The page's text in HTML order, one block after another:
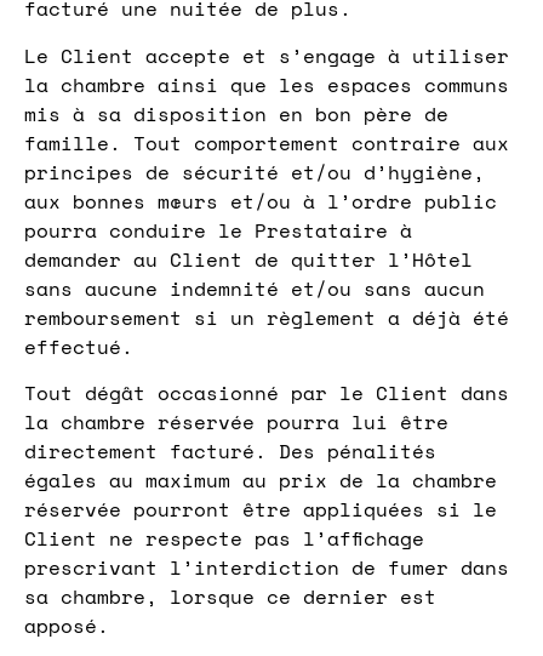
facturé une nuitée de plus.
Le Client accepte et s’engage à utiliser
la chambre ainsi que les espaces communs
mis à sa disposition en bon père de
famille. Tout comportement contraire aux
principes de sécurité et/ou d’hygiène,
aux bonnes mœurs et/ou à l’ordre public
pourra conduire le Prestataire à
demander au Client de quitter l’Hôtel
sans aucune indemnité et/ou sans aucun
remboursement si un règlement a déjà été
effectué.
Tout dégât occasionné par le Client dans
la chambre réservée pourra lui être
directement facturé. Des pénalités
égales au maximum au prix de la chambre
réservée pourront être appliquées si le
Client ne respecte pas l’affichage
prescrivant l’interdiction de fumer dans
sa chambre, lorsque ce dernier est
apposé.